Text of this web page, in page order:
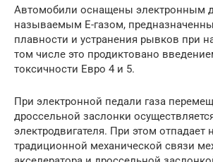
Автомобили оснащены электронным
называемым Е-газом,
плавности и устранения рывков при
том числе это продиктовано
токсичности Евро 4 и 5.
При электронной педали газа
дроссельной заслонки
электродвигателя. При этом отпадает
традиционной механической связи